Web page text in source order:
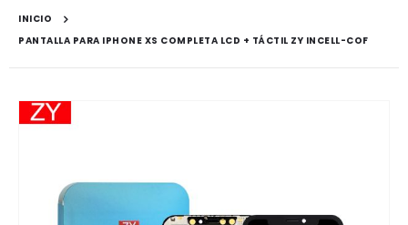
INICIO
PANTALLA PARA IPHONE XS COMPLETA LCD + TÁCTIL ZY INCELL-COF
Saltar
al
galería